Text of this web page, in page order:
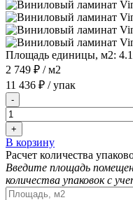
Площадь единицы, м2:
2 749 ₽ / м2
11 436 ₽ / упак
-
+
В корзину
Расчет количества
Введите площадь
количества упаковок с